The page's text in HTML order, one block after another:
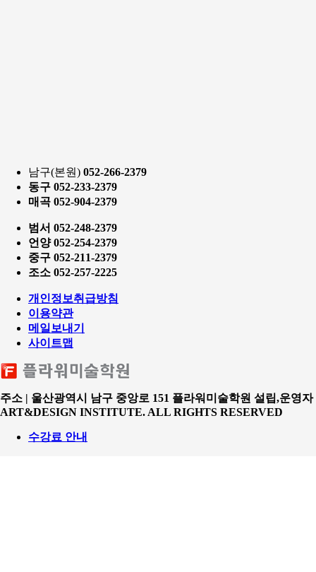
남구(본원) 052-266-2379
동구 052-233-2379
매곡 052-904-2379
범서 052-248-2379
언양 052-254-2379
중구 052-211-2379
조소 052-257-2225
개인정보취급방침
이용약관
메일보내기
사이트맵
주소 | 울산광역시 남구 중앙로 151 플라워미술학원 설립,운영자
ART&DESIGN INSTITUTE. ALL RIGHTS RESERVED
수강료 안내